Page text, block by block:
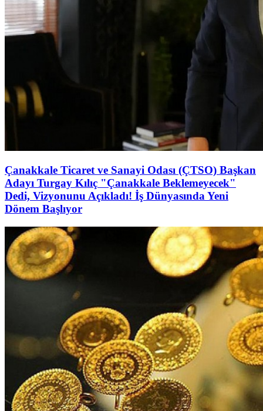
Çanakkale Ticaret ve Sanayi Odası (ÇTSO) Başkan
Adayı Turgay Kılıç "Çanakkale Beklemeyecek"
Dedi, Vizyonunu Açıkladı! İş Dünyasında Yeni
Dönem Başlıyor